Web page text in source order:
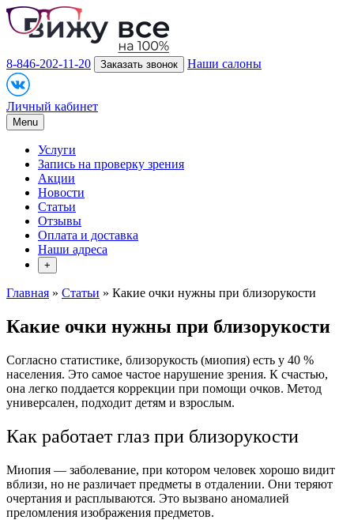
8-846-202-11-20 Заказать звонок Наши салоны
Личный кабинет
Menu
Услуги
Запись на проверку зрения
Акции
Новости
Статьи
Отзывы
Оплата и доставка
Наши адреса
+
Главная » Статьи » Какие очки нужны при близорукости
Какие очки нужны при близорукости
Согласно статистике, близорукость (миопия) есть у 40 %
населения. Это самое частое нарушение зрения. К счастью,
она легко поддается коррекции при помощи очков. Метод
универсален, подходит детям и взрослым.
Как работает глаз при близорукости
Миопия — заболевание, при котором человек хорошо видит
вблизи, но не различает предметы в отдалении. Они теряют
очертания и расплываются. Это вызвано аномалией
преломления изображения предметов.